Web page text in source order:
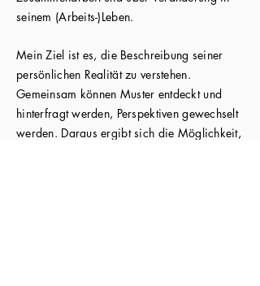
seinem (Arbeits-)Leben.
Mein Ziel ist es, die Beschreibung seiner
persönlichen Realität zu verstehen.
Gemeinsam können Muster entdeckt und
hinterfragt werden, Perspektiven gewechselt
werden. Daraus ergibt sich die Möglichkeit,